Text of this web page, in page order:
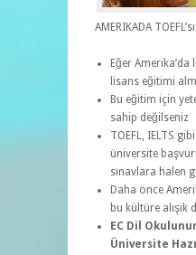
AMERIKADA
Eğer
lisans eğitimi
Bu eğitim için
sahip değilseniz
TOEFL, IELTS
üniversite
sınavlara halen
Daha önce
bu kültüre alışık
EC Dil
Üniversite